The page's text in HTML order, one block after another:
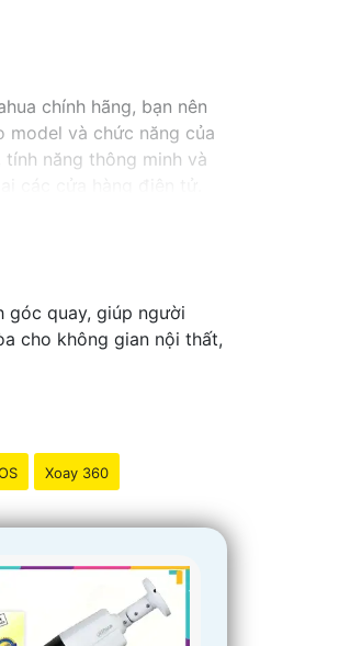
chính hãng, bạn nên
model và chức năng của
năng thông minh và
câu hỏi hoặc cần tư
góc quay, giúp người
cho không gian nội thất,
Xoay 360